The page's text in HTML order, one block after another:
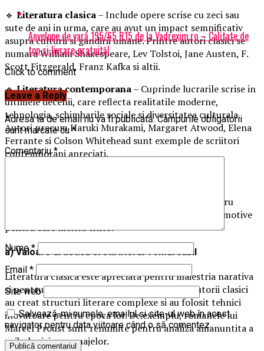
🔹 Literatura clasica– Include opere scrise cu zeci sau
sute de ani in urma, care au avut un impact semnificativ
asupra culturii si gandirii umane. Printre autori clasici se
numara William Shakespeare, Lev Tolstoi, Jane Austen, F.
Scott Fitzgerald, Franz Kafka si altii.
🔹Literatura contemporana– Cuprinde lucrarile scrise in
ultimele decenii, care reflecta realitatile moderne,
tehnologia, schimbarile sociale si diversitatea culturala.
Autori precum Haruki Murakami, Margaret Atwood, Elena
Ferrante si Colson Whitehead sunt exemple de scriitori
contemporani apreciati.
Cartile clasice sunt considerate fundamentale pentru
intelegerea culturii, istoriei si filozofiei. Iata cateva motive
pentru care merita citite:
a) Valoare artistica si stil literar remarcabil
Literatura clasica este apreciata pentru maiestria narativa
si pentru stilul bogat in detalii si simboluri. Autorii clasici
au creat structuri literare complexe si au folosit tehnici
inovatoare pentru epoca lor. De exemplu, romanele lui
Marcel Proust sunt renumite pentru analiza amanuntita a
psihologiei personajelor.
Anvelope de vară 195/65 R15 de la Vadrexim.ro – Calitate de
top si livrare gratuită!
Click to comment
Leave a Reply
Adresa ta de email nu va fi publicată. Câmpurile obligatorii
sunt marcate cu*
Comentariu*
Nume*
Email *
Site web
Salvează-mi numele, emailul și site-ul web în acest
navigator pentru data viitoare când o să comentez.